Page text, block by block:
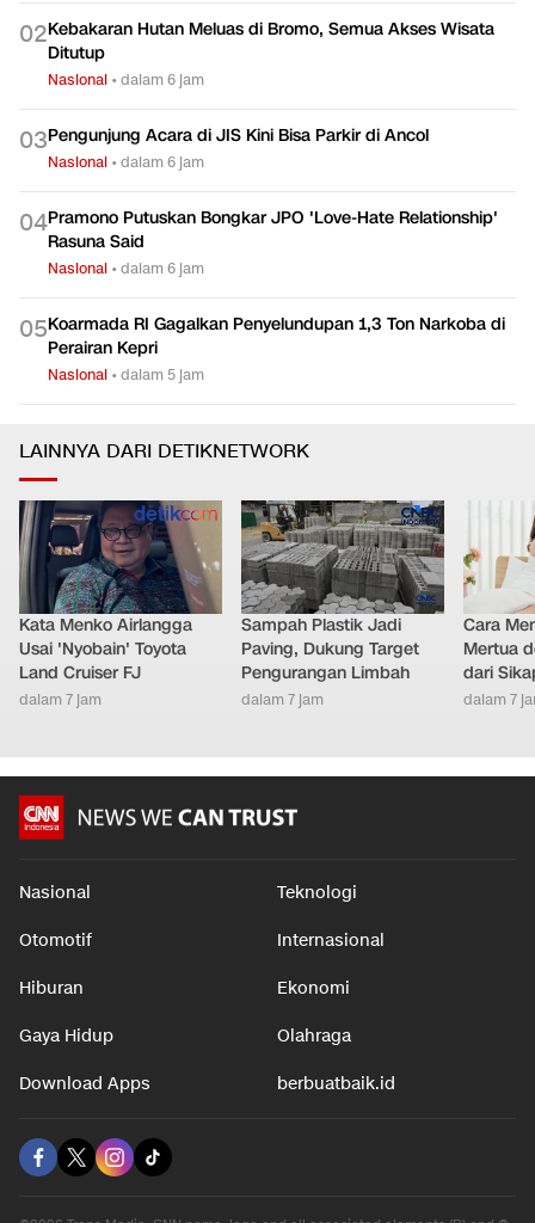
02Kebakaran Hutan Meluas di Bromo, Semua Akses Wisata
Ditutup
Nasional •dalam 6 jam
03Pengunjung Acara di JIS Kini Bisa Parkir di Ancol
Nasional •dalam 6 jam
04Pramono Putuskan Bongkar JPO 'Love-Hate Relationship'
Rasuna Said
Nasional •dalam 6 jam
05Koarmada RI Gagalkan Penyelundupan 1,3 Ton Narkoba di
Perairan Kepri
Nasional •dalam 5 jam
LAINNYA DARI DETIKNETWORK
Kata Menko Airlangga
Usai 'Nyobain' Toyota
Land Cruiser FJ
dalam 7 jam
Sampah Plastik Jadi
Paving, Dukung Target
Pengurangan Limbah
dalam 7 jam
Cara
Mertua
dari
dalam 7
Nasional Teknologi
Otomotif Internasional
Hiburan Ekonomi
Gaya Hidup Olahraga
Download Apps berbuatbaik.id